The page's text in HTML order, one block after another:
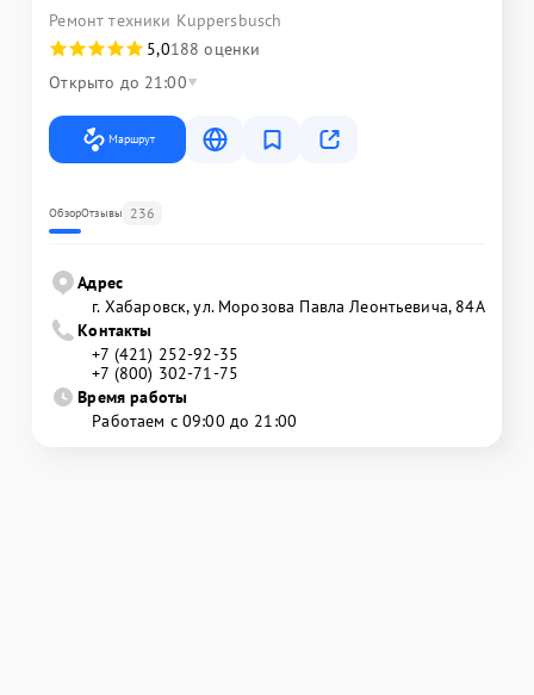
Ремонт техники Kuppersbusch
5,0188 оценки
Открыто до 21:00
Маршрут
ОбзорОтзывы 236
Адрес
г. Хабаровск, ул. Морозова Павла Леонтьевича, 84А
Контакты
+7 (421) 252-92-35
+7 (800) 302-71-75
Время работы
Работаем с 09:00 до 21:00